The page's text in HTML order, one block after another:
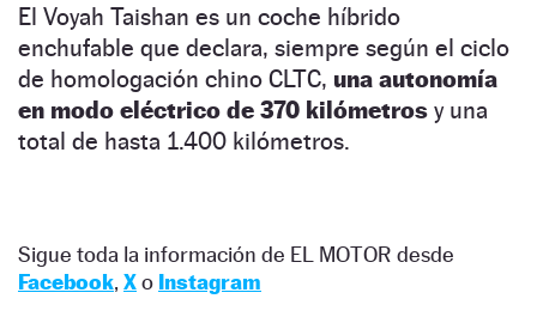
El Voyah Taishan es un coche híbrido
enchufable que declara, siempre según el ciclo
de homologación chino CLTC, una autonomía
en modo eléctrico de 370 kilómetros y una
total de hasta 1.400 kilómetros.
Sigue toda la información de EL MOTOR desde
Facebook, Xo Instagram